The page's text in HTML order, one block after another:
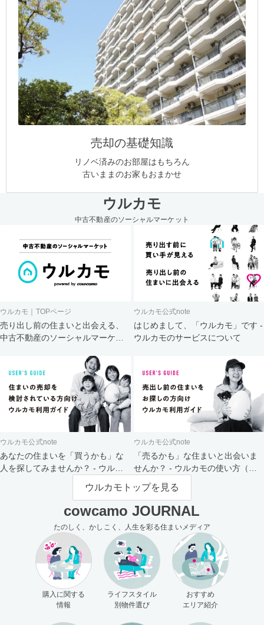
売却の基礎知識
リノベ済みのお部屋はもちろん
古いままのお家もおまかせ
ウルカモ
中古不動産のソーシャルマーケット
ウルカモ｜TOPページ
売り出し前の住まいと出会える、
中古不動産のソーシャルマーケッ
ウルカモ公式note
はじめまして、「ウルカモ」です -
ウルカモのサービスについて
ウルカモ公式note
あなたの住まいを「買うかも」な
人を探してみませんか？ - ウルカ
ウルカモ公式note
「売るかも」な住まいと出会いま
せんか？ - ウルカモの使い方（買
主さま向け）
ウルカモトップを見る
cowcamo JOURNAL
たのしく、かしこく、人生を彩る住まいメディア
購入に関する
情報
ライフスタイル
別物件選び
おすすめ
エリア紹介